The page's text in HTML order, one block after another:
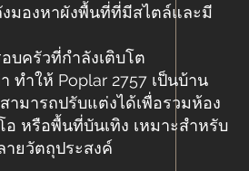
มองหาผังพื้นที่ที่มีสไตล์และมี
บครัวที่กำลังเติบโต
ทำให้ Poplar 2757 เป็นบ้าน
มารถปรับแต่งได้เพื่อรวมห้อง
หรือพื้นที่บันเทิง เหมาะสำหรับ
ยวัตถุประสงค์